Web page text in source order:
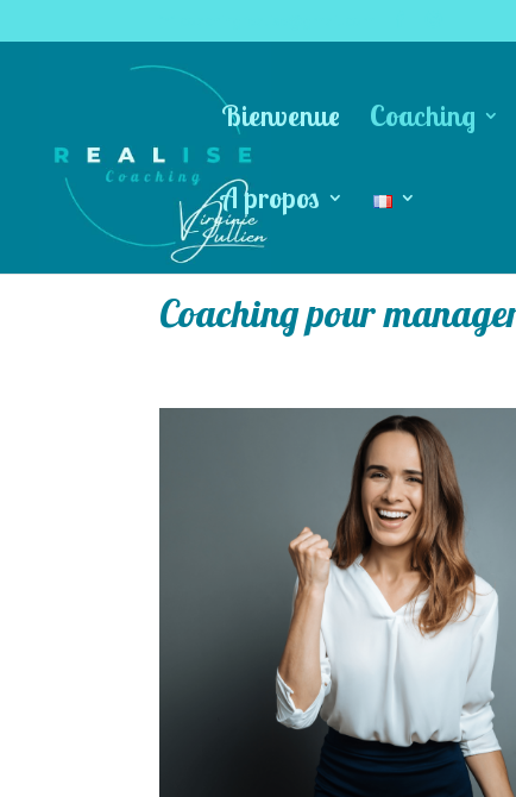
Bienvenue Coaching
A propos
Coaching pour